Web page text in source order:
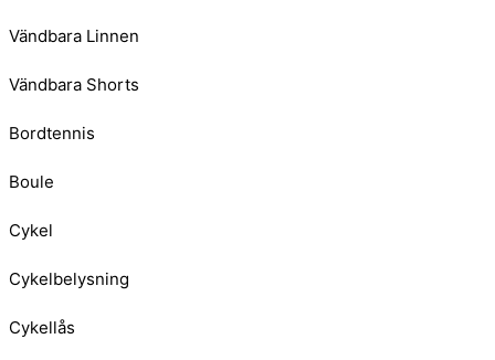
Vändbara Linnen
Vändbara Shorts
Bordtennis
Boule
Cykel
Cykelbelysning
Cykellås